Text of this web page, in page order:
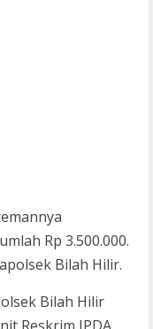
Rp 3.500.000.
Bilah Hilir.
Bilah Hilir